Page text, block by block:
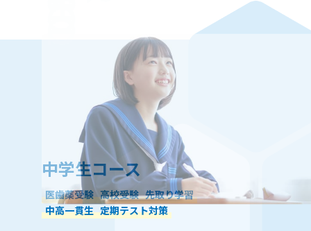
中学生コース
医歯薬受験 高校受験 先取り学習
中高一貫生 定期テスト対策